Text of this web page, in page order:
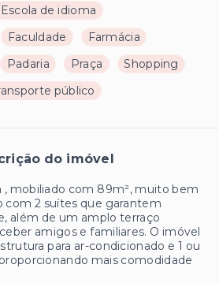
Escola de idioma
Faculdade
Farmácia
Padaria Praça
Shopping
público
do imóvel
mobiliado com 89m², muito bem
com 2 suítes que garantem
além de um amplo terraço
amigos e familiares. O imóvel
para ar-condicionado e 1 ou
mais comodidade